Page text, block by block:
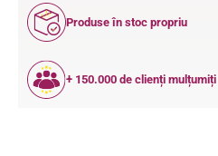
Produse în stoc propriu
+ 150.000 de clienți mulțumiți